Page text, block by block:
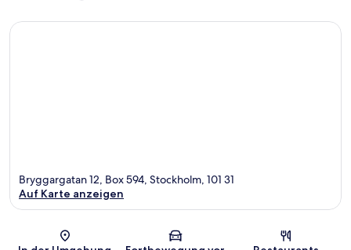
Karte
Bryggargatan 12, Box 594, Stockholm, 101 31
Auf Karte anzeigen